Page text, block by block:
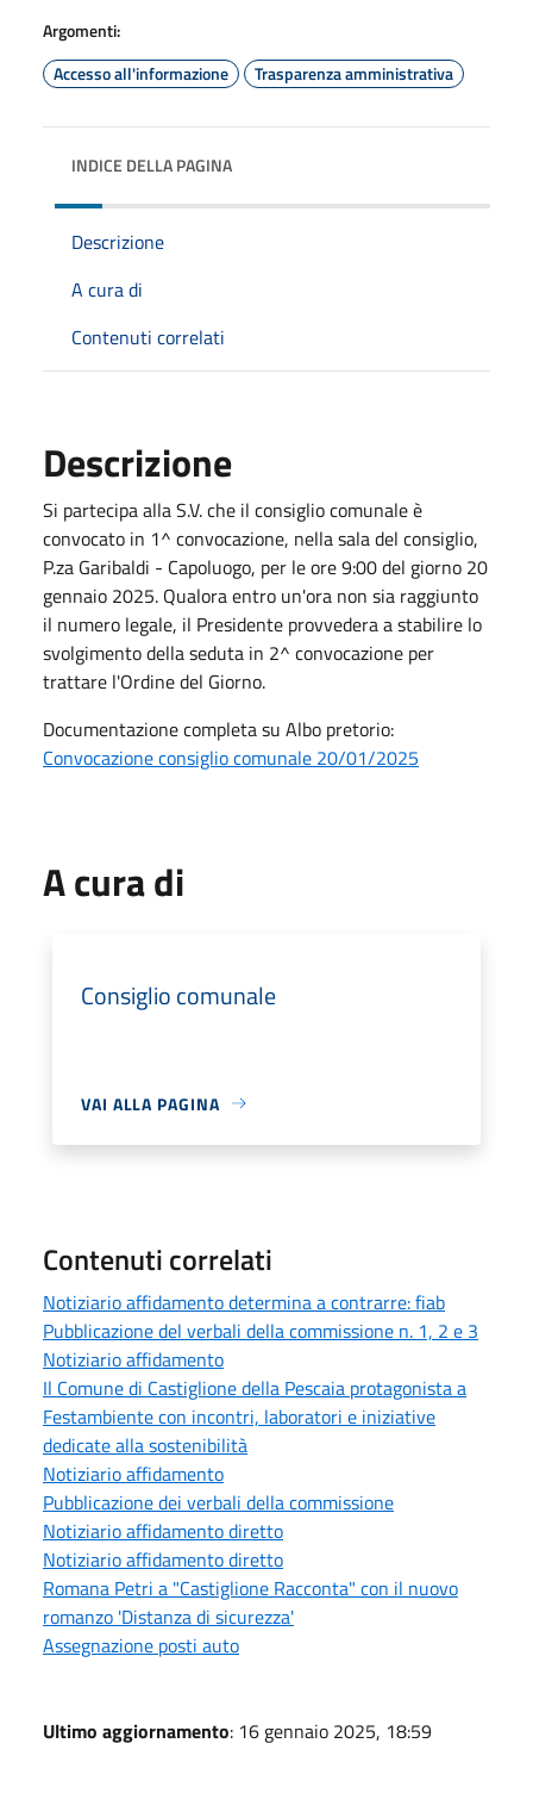
Argomenti:
Accesso all'informazione
Trasparenza amministrativa
INDICE DELLA PAGINA
Descrizione
A cura di
Contenuti correlati
Descrizione
Si partecipa alla S.V. che il consiglio comunale è
convocato in 1^ convocazione, nella sala del consiglio,
P.za Garibaldi - Capoluogo, per le ore 9:00 del giorno 20
gennaio 2025. Qualora entro un'ora non sia raggiunto
il numero legale, il Presidente provvedera a stabilire lo
svolgimento della seduta in 2^ convocazione per
trattare l'Ordine del Giorno.
Documentazione completa su Albo pretorio:
Convocazione consiglio comunale 20/01/2025
A cura di
Consiglio comunale
VAI ALLA PAGINA
Contenuti correlati
Notiziario affidamento determina a contrarre: fiab
Pubblicazione del verbali della commissione n. 1, 2 e 3
Notiziario affidamento
Il Comune di Castiglione della Pescaia protagonista a
Festambiente con incontri, laboratori e iniziative
dedicate alla sostenibilità
Notiziario affidamento
Pubblicazione dei verbali della commissione
Notiziario affidamento diretto
Notiziario affidamento diretto
Romana Petri a "Castiglione Racconta" con il nuovo
romanzo 'Distanza di sicurezza'
Assegnazione posti auto
Ultimo aggiornamento: 16 gennaio 2025, 18:59